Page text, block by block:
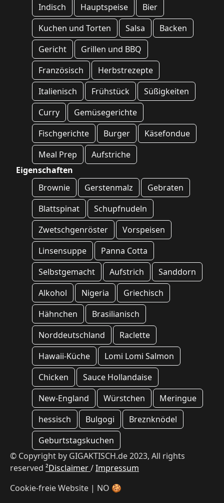
Indisch
Hauptspeise
Bier
Kuchen und Torten
Salsa
Backen
Gericht
Grillen und BBQ
Französisch
Herbstrezepte
Italienisch
Frühstück
Süßigkeiten
Curry
Gemüsegerichte
Fischgerichte
Burger
Käsefondue
Meal Prep
Aufstriche
Eigenschaften
Brownie
Gerstenmalz
Gebraten
Blattspinat
Schupfnudeln
Zwetschgenröster
Vorspeisen
Linsensuppe
Panna Cotta
Selbstgemacht
Aufstrich
Sanddorn
Alkohol
Nigeria
Griechisch
Hähnchen
Brasilianisch
Norddeutschland
Raclette
Hawaii-Küche
Lomi Lomi Salmon
Chicken
Sauce Hollandaise
New-England
Würstchen
Meringue
hessisch
Bulgogi
Breznknödel
Geburtstagskuchen
© Copyright by GIGAKTISCH.de 2023, All rights
reserved ²Disclaimer/Impressum
Cookie-freie Website | NO 🍪